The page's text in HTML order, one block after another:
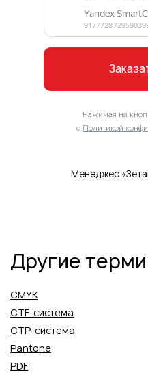
Менеджер
Нажимая на
с Политикой
Другие
CMYK
CTF-система
CTP-система
Pantone
PDF